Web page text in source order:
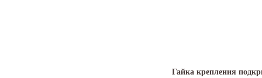
Гайка крепления